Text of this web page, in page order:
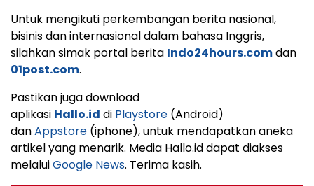
Untuk mengikuti perkembangan berita nasional,
bisinis dan internasional dalam bahasa Inggris,
silahkan simak portal berita Indo24hours.comdan
01post.com.
Pastikan juga download
aplikasi Hallo.id di Playstore (Android)
danAppstore (iphone), untuk mendapatkan aneka
artikel yang menarik. Media Hallo.id dapat diakses
melaluiGoogle News. Terima kasih.